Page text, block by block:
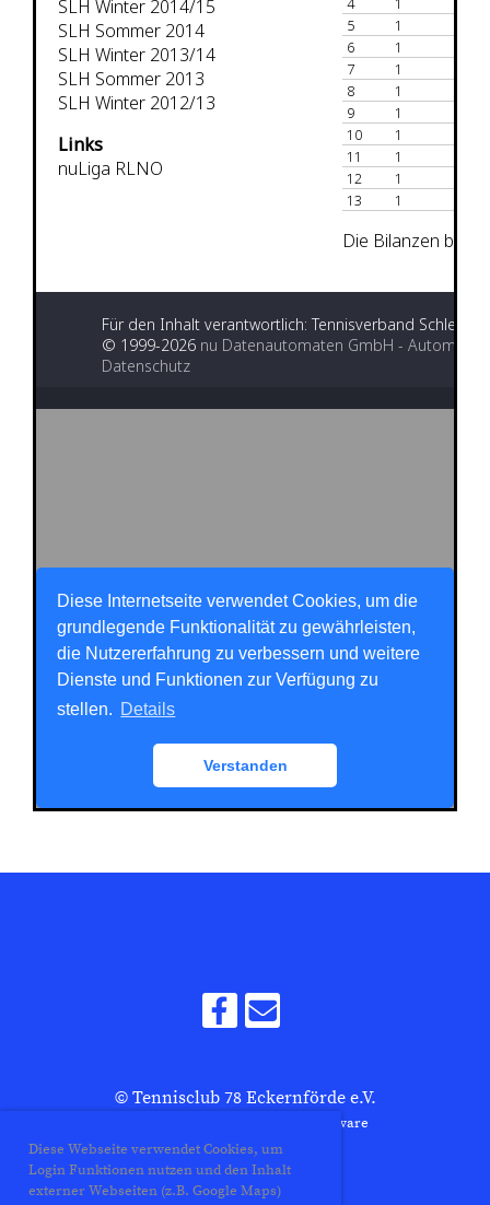
Diese Webseite verwendet Cookies, um
Login Funktionen nutzen und den Inhalt
externer Webseiten (z.B. Google Maps)
© Tennisclub 78 Eckernförde e.V.
Erstellt mit ClubDesk Vereinssoftware